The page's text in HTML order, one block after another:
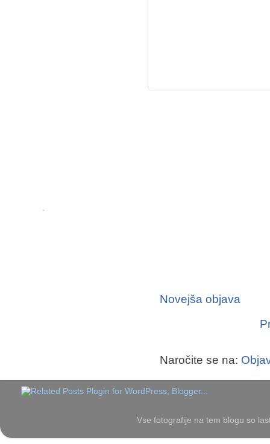
Novejša objava
Naročite se na:
Vse fotografije na tem blogu so